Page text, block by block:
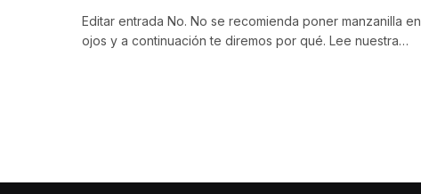
Editar entrada No. No se recomienda poner manzanilla
ojos y a continuación te diremos por qué. Lee nuestra…